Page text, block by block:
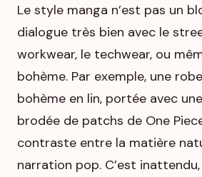
Le style manga n’est pas un
dialogue très bien avec le
workwear, le techwear, ou
bohème. Par exemple, une
bohème en lin, portée avec
brodée de patchs de One
contraste entre la matière
narration pop. C’est